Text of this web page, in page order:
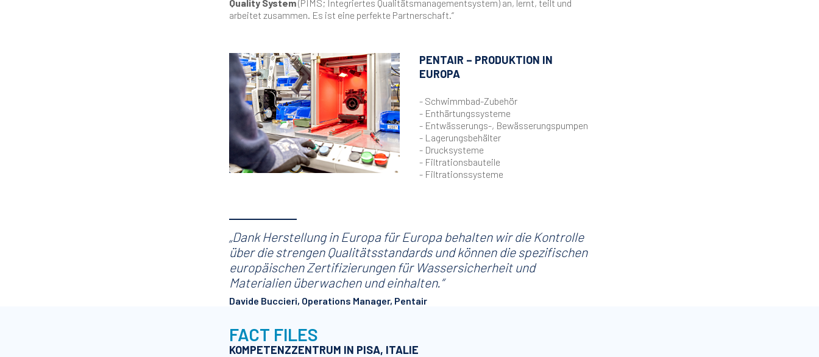
Quality System(PIMS; Integriertes Qualitätsmanagementsystem) an, lernt, teilt und
arbeitet zusammen. Es ist eine perfekte Partnerschaft.“
PENTAIR – PRODUKTION IN
EUROPA
- Schwimmbad-Zubehör
- Enthärtungssysteme
- Entwässerungs-, Bewässerungspumpen
- Lagerungsbehälter
- Drucksysteme
- Filtrationsbauteile
- Filtrationssysteme
„Dank Herstellung in Europa für Europa behalten wir die Kontrolle
über die strengen Qualitätsstandards und können die spezifischen
europäischen Zertifizierungen für Wassersicherheit und
Materialien überwachen und einhalten.“
Davide Buccieri, Operations Manager, Pentair
FACT FILES
KOMPETENZZENTRUM IN PISA, ITALIE